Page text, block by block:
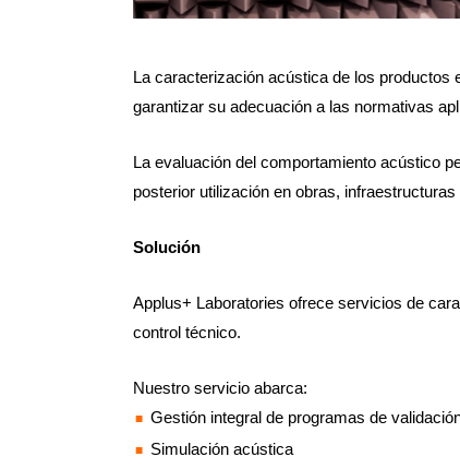
La caracterización acústica de los
garantizar su adecuación a las normativas
La evaluación del comportamiento acústico
posterior utilización en obras,
Solución
Applus+ Laboratories ofrece servicios de
control técnico.
Nuestro servicio abarca:
Gestión integral de programas de
Simulación acústica